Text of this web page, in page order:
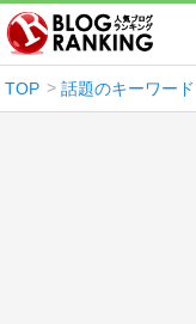
TOP 話題のキーワード